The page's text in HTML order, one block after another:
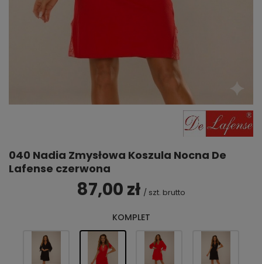
040 Nadia Zmysłowa Koszula Nocna De
Lafense czerwona
87,00 zł / szt. brutto
KOMPLET